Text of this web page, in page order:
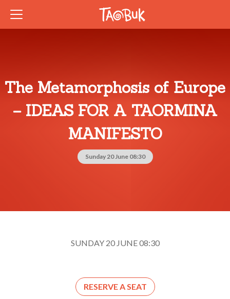
The Metamorphosis of Europe
– IDEAS FOR A TAORMINA
MANIFESTO
Sunday 20 June 08:30
SUNDAY 20 JUNE 08:30
RESERVE A SEAT